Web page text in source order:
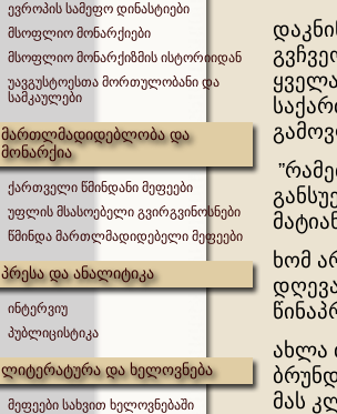
ევროპის სამეფო დინასტიები
მსოფლიო მონარქიები
მსოფლიო მონარქიზმის ისტორიიდან
უავგუსტოესთა მორთულობანი და
სამკაულები
მართლმადიდებლობა და
მონარქია
ქართველი წმინდანი მეფეები
უფლის მსასოებელი გვირგვინოსნები
წმინდა მართლმადიდებელი მეფეები
პრესა და ანალიტიკა
ინტერვიუ
პუბლიცისტიკა
ლიტერატურა და ხელოვნება
მეფეები სახვით ხელოვნებაში
ხომ
ახლა
მას